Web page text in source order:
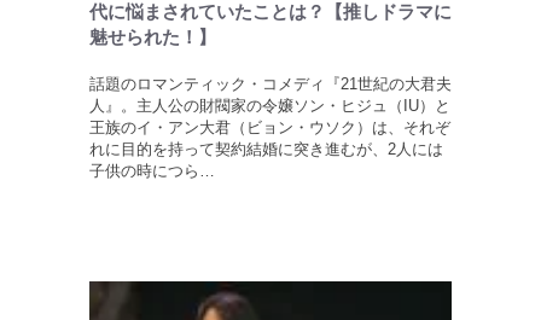
代に悩まされていたことは？【推しドラマに
魅せられた！】
話題のロマンティック・コメディ『21世紀の大君夫
人』。主人公の財閥家の令嬢ソン・ヒジュ（IU）と
王族のイ・アン大君（ビョン・ウソク）は、それぞ
れに目的を持って契約結婚に突き進むが、2人には
子供の時につら…